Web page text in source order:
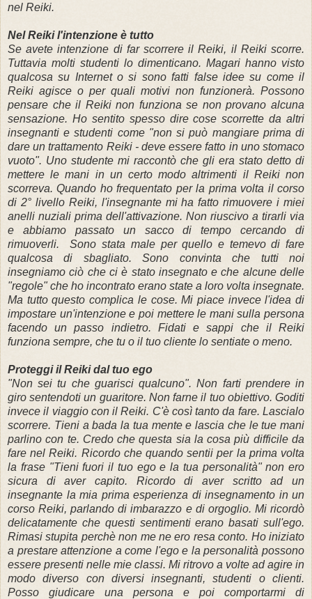
nel Reiki.
Nel Reiki l'intenzione è tutto
Se avete intenzione di far scorrere il Reiki, il Reiki scorre.
Tuttavia molti studenti lo dimenticano. Magari hanno visto
qualcosa su Internet o si sono fatti false idee su come il
Reiki agisce o per quali motivi non funzionerà. Possono
pensare che il Reiki non funziona se non provano alcuna
sensazione. Ho sentito spesso dire cose scorrette da altri
insegnanti e studenti come "non si può mangiare prima di
dare un trattamento Reiki - deve essere fatto in uno stomaco
vuoto". Uno studente mi raccontò che gli era stato detto di
mettere le mani in un certo modo altrimenti il Reiki non
scorreva.Quando ho frequentato per la prima volta il corso
di 2° livello Reiki, l'insegnante mi ha fatto rimuovere i miei
anelli nuziali prima dell'attivazione. Non riuscivo a tirarli via
e abbiamo passato un sacco di tempo cercando di
rimuoverli.Sono stata male per quello e temevo di fare
qualcosa di sbagliato.Sono convinta che tutti noi
insegniamo ciò che ci è stato insegnato e che alcune delle
"regole" che ho incontrato erano state a loro volta insegnate.
Ma tutto questo complica le cose.Mi piace invece l'idea di
impostare un'intenzione e poi mettere le mani sulla persona
facendo un passo indietro. Fidati e sappi che ilReiki
funziona sempre, che tu o il tuo cliente lo sentiate o meno.
Proteggi il Reiki dal tuo ego
"Non sei tu che guarisci qualcuno". Non farti prendere in
giro sentendoti un guaritore. Non farne il tuo obiettivo.Goditi
invece il viaggio con il Reiki. C'è così tanto da fare. Lascialo
scorrere. Tieni a bada la tua mente e lascia che le tue mani
parlino con te. Credo che questa sia la cosa più difficile da
fare nel Reiki. Ricordo che quando sentii per la prima volta
la frase "Tieni fuori il tuo ego e la tua personalità" non ero
sicura di aver capito. Ricordo di aver scritto ad un
insegnante la mia prima esperienza di insegnamento in un
corso Reiki, parlando di imbarazzo e di orgoglio. Mi ricordò
delicatamente che questi sentimenti erano basati sull'ego.
Rimasi stupita perchè non me ne ero resa conto. Ho iniziato
a prestare attenzione a come l'ego e la personalità possono
essere presenti nelle mie classi. Mi ritrovo a volte ad agire in
modo diverso con diversi insegnanti, studenti o clienti.
Posso giudicare una persona e poi comportarmi di